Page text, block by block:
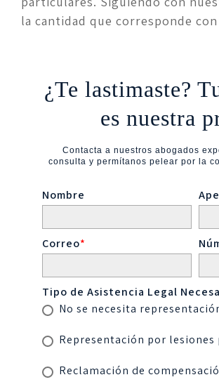
la cantidad que corresponde
¿Te lastimaste?
es nuestra
Contacta a nuestros abogados
consulta y permítanos pelear por la
Nombre
Correo*
Tipo de Asistencia Legal
No se necesita
Representación por lesiones
Reclamación de